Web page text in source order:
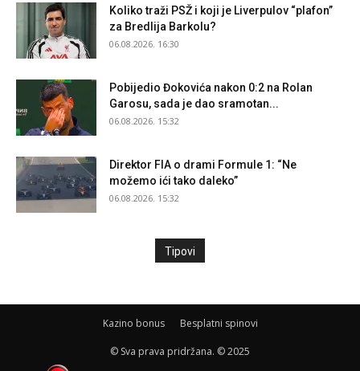
Koliko traži PSŽ i koji je Liverpulov “plafon”
za Bredlija Barkolu?
06.08.2026. 16:30
Pobijedio Đokovića nakon 0:2 na Rolan
Garosu, sada je dao sramotan...
06.08.2026. 15:32
Direktor FIA o drami Formule 1: “Ne
možemo ići tako daleko”
06.08.2026. 15:32
Tipovi
Kazino bonus Besplatni spinovi
© Sva prava pridržana. © 2025